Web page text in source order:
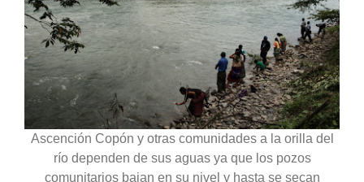
Ascención Copón y otras comunidades a la orilla del
río dependen de sus aguas ya que los pozos
comunitarios bajan en su nivel y hasta se secan